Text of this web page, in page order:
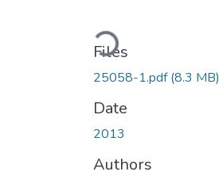
Loading...
Files
25058-1.pdf(8.3 MB)
Date
2013
Authors